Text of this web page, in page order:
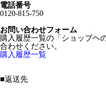
電話番号
0120-815-750
お問い合わせフォーム
購入履歴一覧の「ショップヘ
合わせください。
購入履歴一覧
■返送先